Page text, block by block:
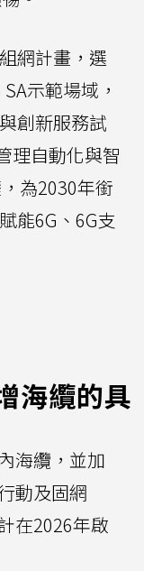
網計畫，選
示範場域，
創新服務試
理自動化與智
為2030年銜
能6G、6G支
海纜的具
海纜，並加
動及固網
在2026年啟